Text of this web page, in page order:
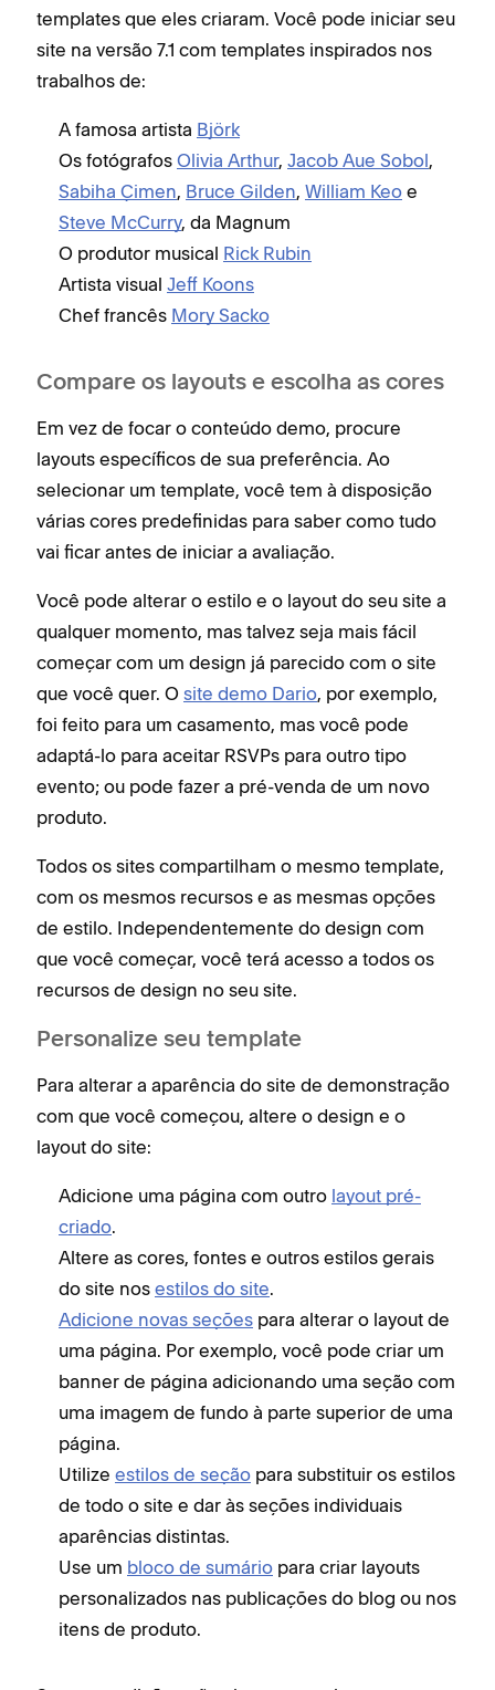
templates que eles criaram. Você pode iniciar seu
site na versão 7.1 com templates inspirados nos
trabalhos de:
A famosa artista Björk
Os fotógrafos Olivia Arthur, Jacob Aue Sobol,
Sabiha Çimen, Bruce Gilden, William Keo e
Steve McCurry, da Magnum
O produtor musical Rick Rubin
Artista visual Jeff Koons
Chef francês Mory Sacko
Compare os layouts e escolha as cores
Em vez de focar o conteúdo demo, procure
layouts específicos de sua preferência. Ao
selecionar um template, você tem à disposição
várias cores predefinidas para saber como tudo
vai ficar antes de iniciar a avaliação.
Você pode alterar o estilo e o layout do seu site a
qualquer momento, mas talvez seja mais fácil
começar com um design já parecido com o site
que você quer. O site demo Dario, por exemplo,
foi feito para um casamento, mas você pode
adaptá-lo para aceitar RSVPs para outro tipo
evento; ou pode fazer a pré-venda de um novo
produto.
Todos os sites compartilham o mesmo template,
com os mesmos recursos e as mesmas opções
de estilo. Independentemente do design com
que você começar, você terá acesso a todos os
recursos de design no seu site.
Personalize seu template
Para alterar a aparência do site de demonstração
com que você começou, altere o design e o
layout do site:
Adicione uma página com outro layout pré-
criado.
Altere as cores, fontes e outros estilos gerais
do site nos estilos do site.
Adicione novas seções para alterar o layout de
uma página. Por exemplo, você pode criar um
banner de página adicionando uma seção com
uma imagem de fundo à parte superior de uma
página.
Utilize estilos de seção para substituir os estilos
de todo o site e dar às seções individuais
aparências distintas.
Use um bloco de sumário para criar layouts
personalizados nas publicações do blog ou nos
itens de produto.